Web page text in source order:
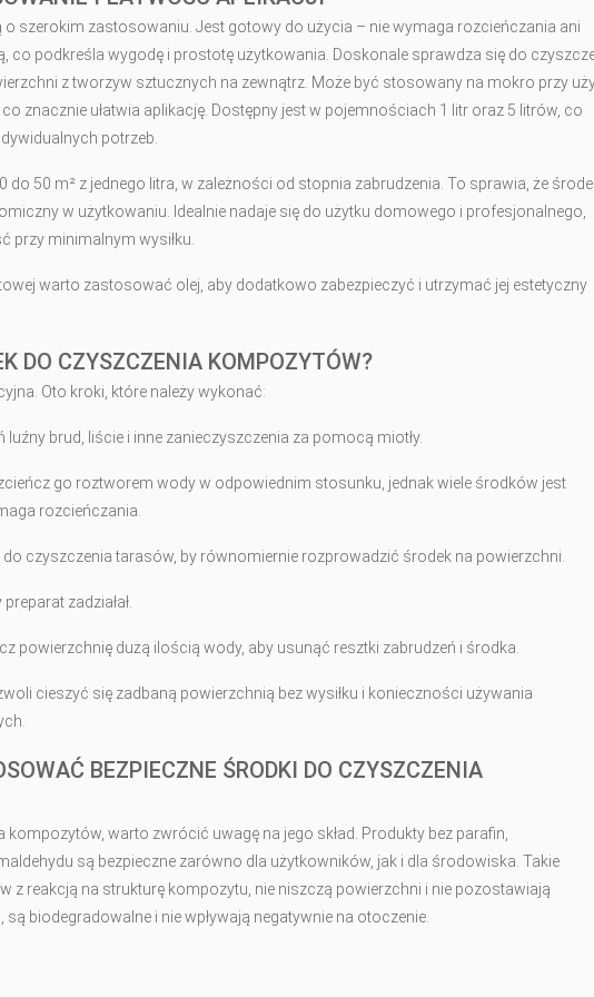
o szerokim zastosowaniu. Jest gotowy do użycia – nie wymaga rozcieńczania ani
co podkreśla wygodę i prostotę użytkowania. Doskonale sprawdza się do
z tworzyw sztucznych na zewnątrz. Może być stosowany na mokro przy
znacznie ułatwia aplikację. Dostępny jest w pojemnościach 1 litr oraz 5 litrów, co
potrzeb.
50 m² z jednego litra, w zależności od stopnia zabrudzenia. To sprawia, że
w użytkowaniu. Idealnie nadaje się do użytku domowego i profesjonalnego,
przy minimalnym wysiłku.
warto zastosować olej, aby dodatkowo zabezpieczyć i utrzymać jej estetyczny
DO CZYSZCZENIA KOMPOZYTÓW?
Oto kroki, które należy wykonać:
luźny brud, liście i inne zanieczyszczenia za pomocą miotły.
go roztworem wody w odpowiednim stosunku, jednak wiele środków jest
rozcieńczania.
do czyszczenia tarasów, by równomiernie rozprowadzić środek na powierzchni.
zadziałał.
powierzchnię dużą ilością wody, aby usunąć resztki zabrudzeń i środka.
cieszyć się zadbaną powierzchnią bez wysiłku i konieczności używania
BEZPIECZNE ŚRODKI DO CZYSZCZENIA
warto zwrócić uwagę na jego skład. Produkty bez parafin,
są bezpieczne zarówno dla użytkowników, jak i dla środowiska. Takie
z reakcją na strukturę kompozytu, nie niszczą powierzchni i nie pozostawiają
biodegradowalne i nie wpływają negatywnie na otoczenie.